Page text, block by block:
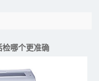
哪个更准确